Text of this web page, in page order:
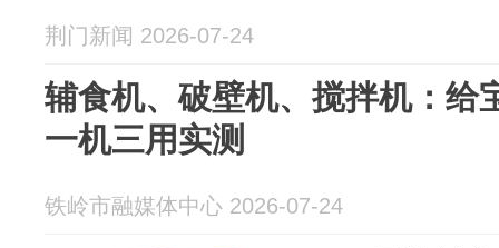
荆门新闻 2026-07-24
辅食机、破壁机、搅拌机：给
一机三用实测
铁岭市融媒体中心 2026-07-24